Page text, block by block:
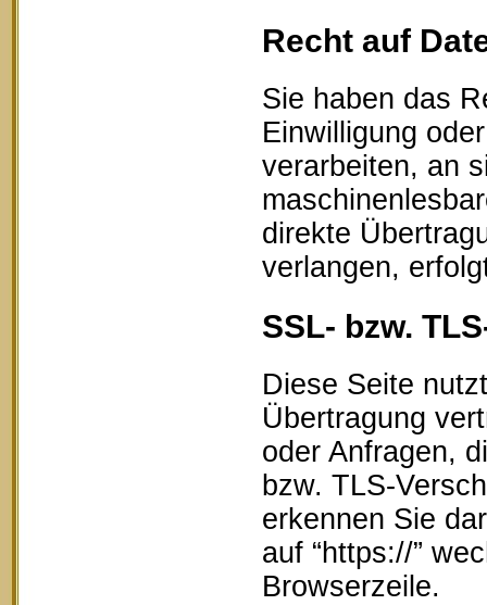
Recht auf
Sie haben das
Einwilligung
verarbeiten, an
direkte
verlangen,
SSL- bzw.
Diese Seite
Übertragung
oder Anfragen,
bzw. TLS-
erkennen Sie
auf “https://”
Browserzeile.